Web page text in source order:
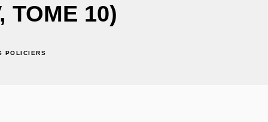
TOME 10)
POLICIERS